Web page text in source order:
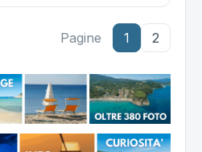
Pagine 1 2